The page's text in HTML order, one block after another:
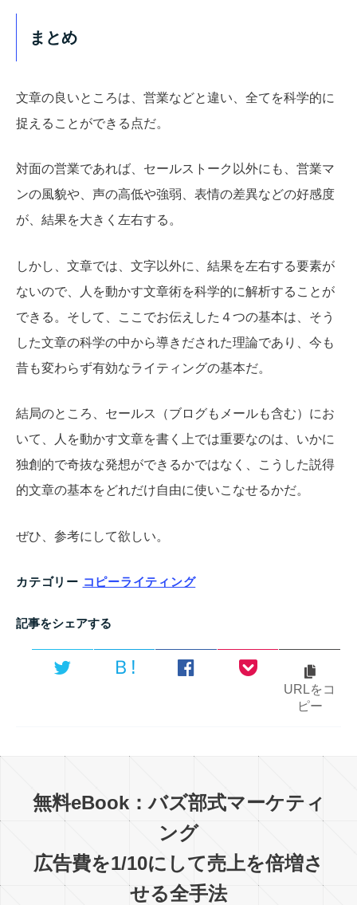
まとめ
文章の良いところは、営業などと違い、全てを科学的に
捉えることができる点だ。
対面の営業であれば、セールストーク以外にも、営業マ
ンの風貌や、声の高低や強弱、表情の差異などの好感度
が、結果を大きく左右する。
しかし、文章では、文字以外に、結果を左右する要素が
ないので、人を動かす文章術を科学的に解析することが
できる。そして、ここでお伝えした４つの基本は、そう
した文章の科学の中から導きだされた理論であり、今も
昔も変わらず有効なライティングの基本だ。
結局のところ、セールス（ブログもメールも含む）にお
いて、人を動かす文章を書く上では重要なのは、いかに
独創的で奇抜な発想ができるかではなく、こうした説得
的文章の基本をどれだけ自由に使いこなせるかだ。
ぜひ、参考にして欲しい。
カテゴリー コピーライティング
記事をシェアする
Ｂ!
URLをコ
ピー
無料eBook：バズ部式マーケティ
ング
広告費を1/10にして売上を倍増さ
せる全手法